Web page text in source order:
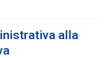
alla